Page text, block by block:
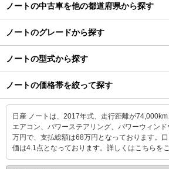
ノートの中古車を他の都道府県から探す
ノートのグレードから探す
ノートの型式から探す
ノートの価格帯を絞って探す
日産 ノートは、2017年式、走行距離が74,000km
エアコン、パワーステアリング、パワーウィン
万円で、支払総額は68万円となっております。
価は4.1点となっております。 詳しくはこちらを